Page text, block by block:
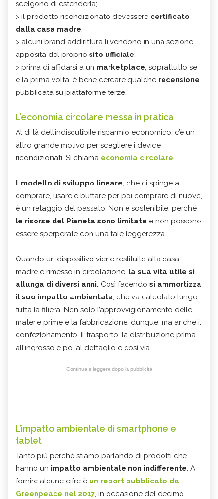
scelgono di estenderla;
> il prodotto ricondizionato dev’essere certificato
dalla casa madre;
> alcuni brand addirittura li vendono in una sezione
apposita del proprio sito ufficiale;
> prima di affidarsi a un marketplace, soprattutto se
è la prima volta, è bene cercare qualche recensione
pubblicata su piattaforme terze.
L’economia circolare messa in pratica
Al di là dell’indiscutibile risparmio economico, c’è un
altro grande motivo per scegliere i device
ricondizionati. Si chiama economia circolare.
Il modello di sviluppo lineare, che ci spinge a
comprare, usare e buttare per poi comprare di nuovo,
è un retaggio del passato. Non è sostenibile, perché
le risorse del Pianeta sono limitate e non possono
essere sperperate con una tale leggerezza.
Quando un dispositivo viene restituito alla casa
madre e rimesso in circolazione, la sua vita utile si
allunga di diversi anni. Così facendo si ammortizza
il suo impatto ambientale, che va calcolato lungo
tutta la filiera. Non solo l’approvvigionamento delle
materie prime e la fabbricazione, dunque, ma anche il
confezionamento, il trasporto, la distribuzione prima
all’ingrosso e poi al dettaglio e così via.
Continua a leggere dopo la pubblicità
L’impatto ambientale di smartphone e
tablet
Tanto più perché stiamo parlando di prodotti che
hanno un impatto ambientale non indifferente. A
fornire alcune cifre è un report pubblicato da
Greenpeace nel 2017, in occasione del decimo